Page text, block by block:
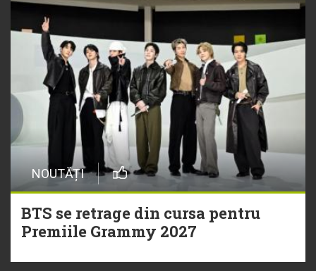
NOUTĂȚI
BTS se retrage din cursa pentru
Premiile Grammy 2027